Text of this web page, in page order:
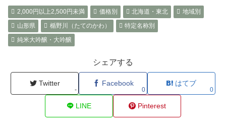
2,000円以上2,500円未満 価格別 北海道・東北
地域別
山形県
楯野川（たてのかわ）
特定名称別
純米大吟醸・大吟醸
シェアする
Twitter
-
Facebook
0
はてブ
0
LINE Pinterest